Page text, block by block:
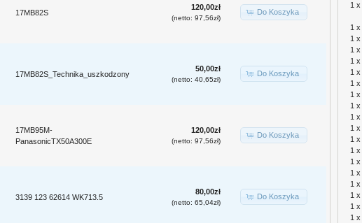
17MB82S
120,00zł
(netto: 97,56zł)
Do Koszyka
17MB82S_Technika_uszkodzony
50,00zł
(netto: 40,65zł)
Do Koszyka
17MB95M-
PanasonicTX50A300E
120,00zł
(netto: 97,56zł)
Do Koszyka
3139 123 62614 WK713.5
80,00zł
(netto: 65,04zł)
Do Koszyka
1 x
1 x
1 x
1 x
1 x
1 x
1 x
1 x
1 x
1 x
1 x
1 x
1 x
1 x
1 x
1 x
1 x
1 x
1 x